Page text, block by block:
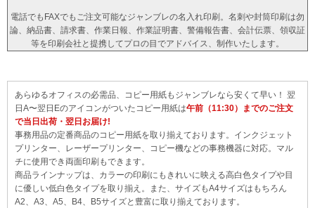
電話でもFAXでもご注文可能なジャンブレの名入れ印刷。名刺や封筒印刷は勿
論、納品書、請求書、作業日報、作業証明書、警備報告書、会計伝票、領収証
等を印刷会社と提携してプロの目でアドバイス、制作いたします。
あらゆるオフィスの必需品、コピー用紙もジャンブレなら安くて早い！ 翌
日A〜翌日Eのアイコンがついたコピー用紙は午前（11:30）までのご注文
で当日出荷・翌日お届け!
事務用品の定番商品のコピー用紙を取り揃えております。インクジェット
プリンター、レーザープリンター、コピー機などの事務機器に対応。マル
チに使用でき両面印刷もできます。
商品ラインナップは、カラーの印刷にもきれいに映える高白色タイプや目
に優しい低白色タイプを取り揃え。また、サイズもA4サイズはもちろん
A2、A3、A5、B4、B5サイズと豊富に取り揃えております。